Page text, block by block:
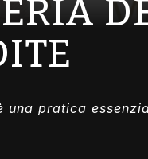
una pratica